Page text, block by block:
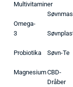
Multivitaminer
Omega-
3
Probiotika
Magnesium
Søvn-Te
CBD-
Dråber